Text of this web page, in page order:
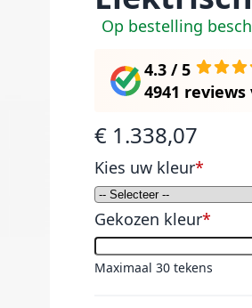
Op bestelling
4.3 / 5
4941 reviews
€ 1.338,07
Kies uw kleur
Gekozen kleur
Maximaal 30 tekens